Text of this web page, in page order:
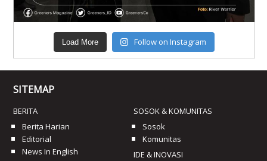
Load More Follow on Instagram
SITEMAP
BERITA
Berita Harian
Editorial
News In English
SOSOK & KOMUNITAS
Sosok
Komunitas
IDE & INOVASI